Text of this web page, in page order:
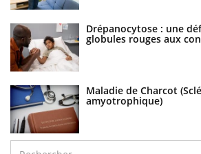
Drépanocytose : une
globules rouges aux
Maladie de Charcot
amyotrophique)